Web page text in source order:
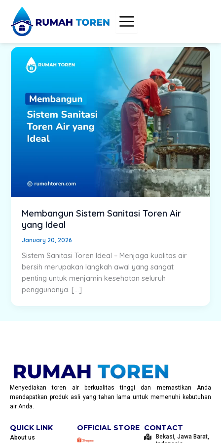
content
Membangun Sistem Sanitasi Toren Air
yang Ideal
January 20, 2026
Sistem Sanitasi Toren Ideal – Menjaga kualitas air
bersih merupakan langkah awal yang sangat
penting untuk menjamin kesehatan seluruh
penggunanya. […]
Menyediakan toren air berkualitas tinggi dan memastikan Anda
mendapatkan produk asli yang tahan lama untuk memenuhi kebutuhan
air Anda.
QUICK LINK
About us
OFFICIAL STORE CONTACT
Bekasi, Jawa Barat,